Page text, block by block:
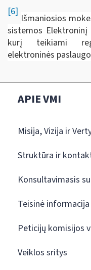
[6]
Išmaniosios
sistemos
kurį teikiami
elektroninės
APIE VMI
Misija, Vizija ir
Struktūra ir
Konsultavimasis
Teisinė informacija
Peticijų komisijos
Veiklos sritys